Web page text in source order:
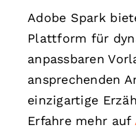
Adobe Spark
Plattform für
anpassbaren
ansprechenden
einzigartige
Erfahre mehr auf